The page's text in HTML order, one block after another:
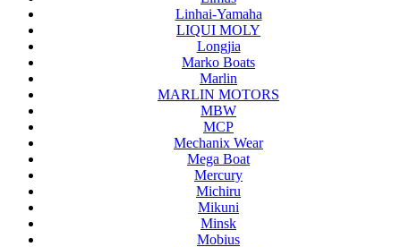
Linhai-Yamaha
LIQUI MOLY
Longjia
Marko Boats
Marlin
MARLIN MOTORS
MBW
MCP
Mechanix Wear
Mega Boat
Mercury
Michiru
Mikuni
Minsk
Mobius